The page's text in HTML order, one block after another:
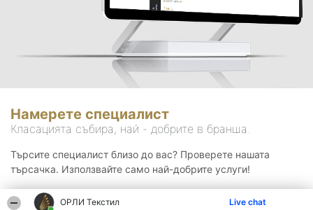
ОРЛИ Текстил Live chat
Намерете специалист
Класацията събира, най - добрите в бранша.
Търсите специалист близо до вас? Проверете нашата
търсачка. Използвайте само най-добрите услуги!